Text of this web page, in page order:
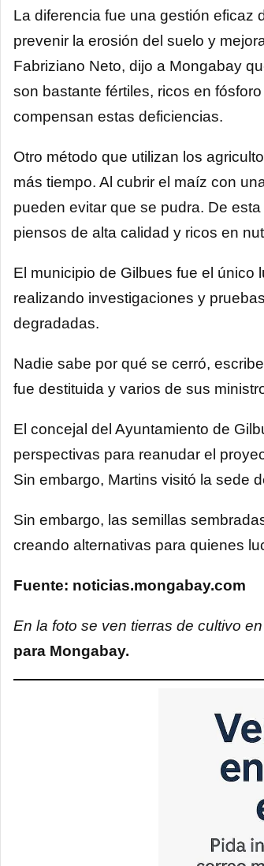
La diferencia fue una gestión eficaz
prevenir la erosión del suelo y
Fabriziano Neto, dijo a Mongabay
son bastante fértiles, ricos en
compensan estas deficiencias.
Otro método que utilizan los
más tiempo. Al cubrir el maíz con
pueden evitar que se pudra. De
piensos de alta calidad y ricos en
El municipio de Gilbues fue el único
realizando investigaciones y
degradadas.
Nadie sabe por qué se cerró,
fue destituida y varios de sus
El concejal del Ayuntamiento de
perspectivas para reanudar el
Sin embargo, Martins visitó la sede
Sin embargo, las semillas
creando alternativas para quienes
Fuente: noticias.mongabay.com
En la foto se ven tierras de cultivo
para Mongabay.